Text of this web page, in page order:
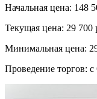
Начальная цена: 148
Текущая цена: 29 700
Минимальная цена:
Проведение торгов: с